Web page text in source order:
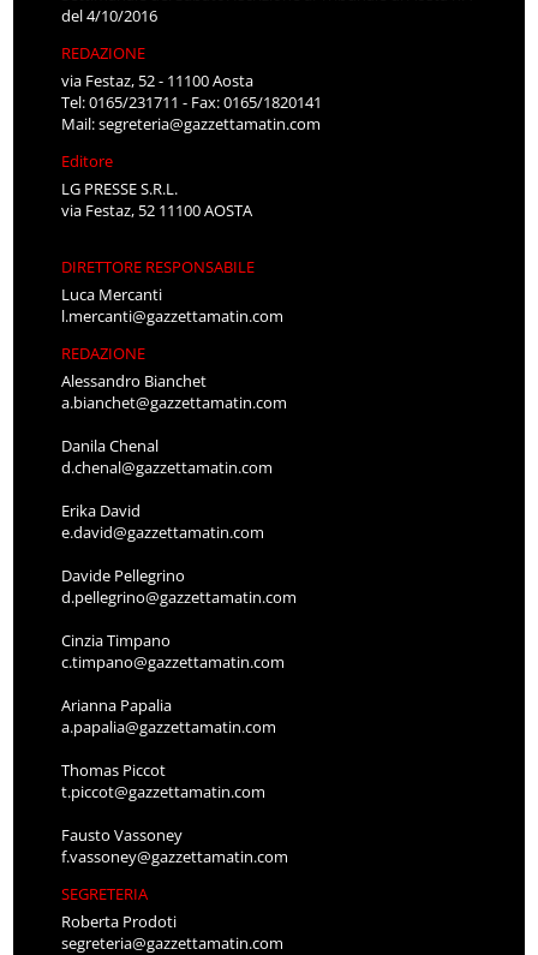
del 4/10/2016
REDAZIONE
via Festaz, 52 - 11100 Aosta
Tel: 0165/231711 - Fax: 0165/1820141
Mail:segreteria@gazzettamatin.com
Editore
LG PRESSE S.R.L.
via Festaz, 52 11100 AOSTA
DIRETTORE RESPONSABILE
Luca Mercanti
l.mercanti@gazzettamatin.com
REDAZIONE
Alessandro Bianchet
a.bianchet@gazzettamatin.com
Danila Chenal
d.chenal@gazzettamatin.com
Erika David
e.david@gazzettamatin.com
Davide Pellegrino
d.pellegrino@gazzettamatin.com
Cinzia Timpano
c.timpano@gazzettamatin.com
Arianna Papalia
a.papalia@gazzettamatin.com
Thomas Piccot
t.piccot@gazzettamatin.com
Fausto Vassoney
f.vassoney@gazzettamatin.com
SEGRETERIA
Roberta Prodoti
segreteria@gazzettamatin.com